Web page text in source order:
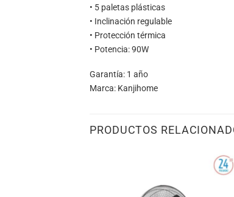
• 5 paletas plásticas
• Inclinación regulable
• Protección térmica
• Potencia: 90W
Garantía: 1 año
Marca: Kanjihome
PRODUCTOS